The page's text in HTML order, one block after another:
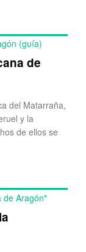
de
del Matarraña,
y la
de ellos se